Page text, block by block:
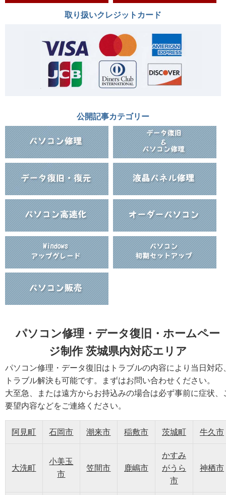
取り扱いクレジットカード
公開記事カテゴリー
パソコン修理・データ復旧・ホームペー
ジ制作 茨城県内対応エリア
パソコン修理・データ復旧はトラブルの内容により当日対応
トラブル解決も可能です。まずはお問い合わせください。
大至急、または遠方からお持込みの場合は必ず事前に症状、
要望内容などをご連絡ください。
阿見町 石岡市 潮来市 稲敷市 茨城町 牛久市
大洗町
小美玉
市
笠間市 鹿嶋市
かすみ
がうら
市
神栖市